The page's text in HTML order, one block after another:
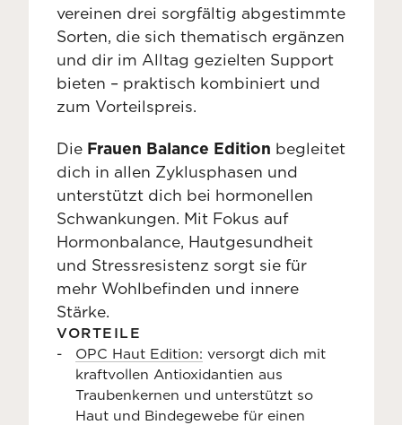
vereinen drei sorgfältig abgestimmte
Sorten, die sich thematisch ergänzen
und dir im Alltag gezielten Support
bieten – praktisch kombiniert und
zum Vorteilspreis.
Die Frauen Balance Edition begleitet
dich in allen Zyklusphasen und
unterstützt dich bei hormonellen
Schwankungen. Mit Fokus auf
Hormonbalance, Hautgesundheit
und Stressresistenz sorgt sie für
mehr Wohlbefinden und innere
Stärke.
VORTEILE
OPC Haut Edition: versorgt dich mit
kraftvollen Antioxidantien aus
Traubenkernen und unterstützt so
Haut und Bindegewebe für einen